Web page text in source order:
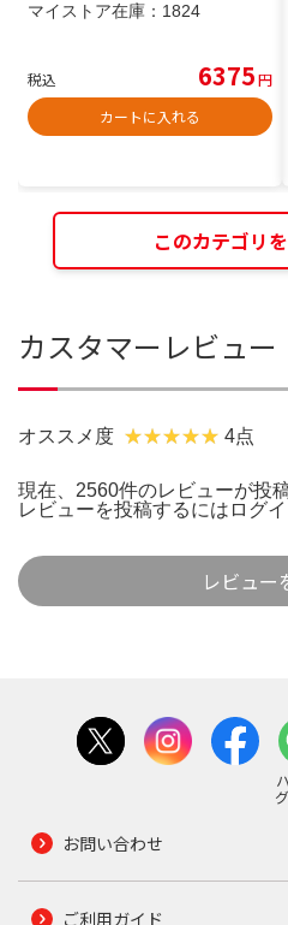
マイストア在庫： 1824
税込 6375円
カートに入れる
このカテゴリ
カスタマーレビュー
オススメ度 4点
現在、2560件のレビューが投
レビューを投稿するには ログ
レビュー
お問い合わせ
ご利用ガイド